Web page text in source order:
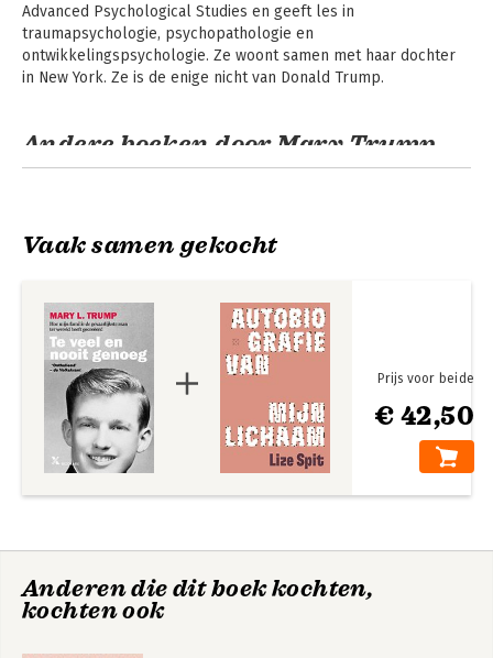
Advanced Psychological Studies en geeft les in
traumapsychologie, psychopathologie en
ontwikkelingspsychologie. Ze woont samen met haar dochter
in New York. Ze is de enige nicht van Donald Trump.
Andere boeken door Mary Trump
Het Amerikaanse
trauma
Vaak samen gekocht
€ 42,50
Prijs voor beide
Anderen die dit boek kochten,
kochten ook